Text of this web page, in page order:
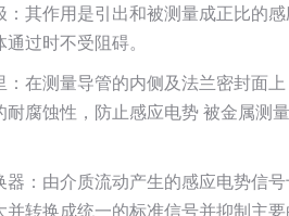
其作用是引出和被测量成正比的
通过时不受阻碍。
在测量导管的内侧及法兰密封面
耐腐蚀性，防止感应电势 被金属测
：由介质流动产生的感应电势信
并转换成统一的标准信号并抑制主